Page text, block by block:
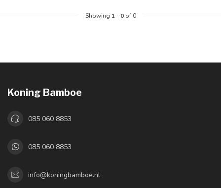
Showing 1- 0of 0
Koning Bamboe
085 060 8853
085 060 8853
info@koningbamboe.nl